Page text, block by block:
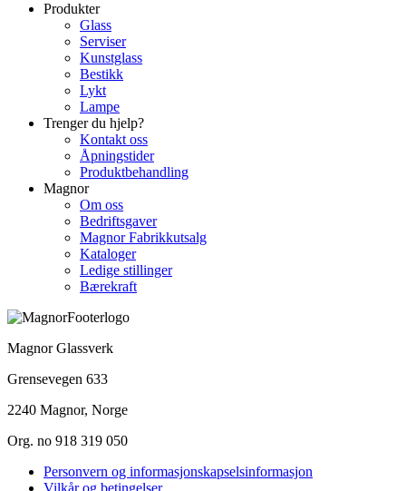
Produkter
Glass
Serviser
Kunstglass
Bestikk
Lykt
Lampe
Trenger du hjelp?
Kontakt oss
Åpningstider
Produktbehandling
Magnor
Om oss
Bedriftsgaver
Magnor Fabrikkutsalg
Kataloger
Ledige stillinger
Bærekraft
Magnor Glassverk
Grensevegen 633
2240 Magnor, Norge
Org. no 918 319 050
Personvern og informasjonskapselsinformasjon